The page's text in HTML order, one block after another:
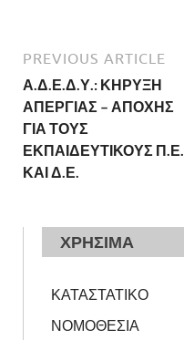
PREVIOUS ARTICLE
Α.Δ.Ε.Δ.Υ.: ΚΗΡΥΞΗ
ΑΠΕΡΓΙΑΣ – ΑΠΟΧΗΣ
ΓΙΑ ΤΟΥΣ
ΕΚΠΑΙΔΕΥΤΙΚΟΥΣ Π.Ε.
ΚΑΙ Δ.Ε.
ΧΡΗΣΙΜΑ
ΚΑΤΑΣΤΑΤΙΚΟ
ΝΟΜΟΘΕΣΙΑ